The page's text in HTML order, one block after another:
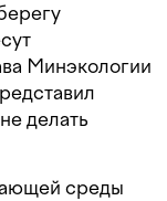
Минэкологии
делать
среды